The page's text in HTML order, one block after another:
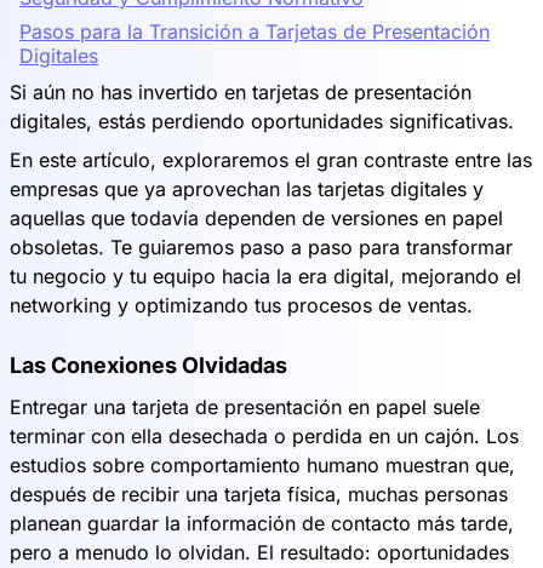
Pasos para la Transición a Tarjetas de Presentación
Digitales
Si aún no has invertido en tarjetas de presentación
digitales, estás perdiendo oportunidades significativas.
En este artículo, exploraremos el gran contraste entre las
empresas que ya aprovechan las tarjetas digitales y
aquellas que todavía dependen de versiones en papel
obsoletas. Te guiaremos paso a paso para transformar
tu negocio y tu equipo hacia la era digital, mejorando el
networking y optimizando tus procesos de ventas.
Las Conexiones Olvidadas
Entregar una tarjeta de presentación en papel suele
terminar con ella desechada o perdida en un cajón. Los
estudios sobre comportamiento humano muestran que,
después de recibir una tarjeta física, muchas personas
planean guardar la información de contacto más tarde,
pero a menudo lo olvidan. El resultado: oportunidades